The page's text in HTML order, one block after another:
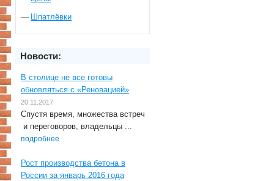
Шпатлёвки
Новости:
В столице не все готовы
обновляться с «Реновацией»
20.11.2017
Спустя время, множества встреч
и переговоров, владельцы ...
подробнее
Рост производства бетона в
России за январь 2016 года